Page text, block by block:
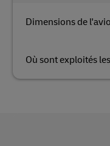
Dimensions de
Où sont exploités